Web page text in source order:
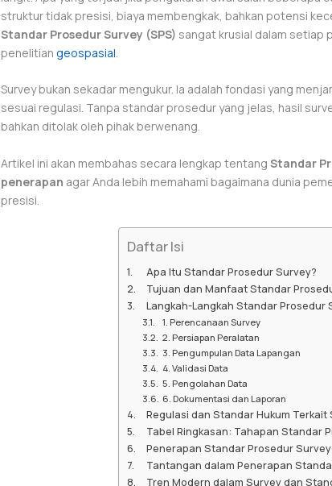
struktur tidak presisi, biaya membengkak, bahkan potensi
Standar Prosedur Survey (SPS) sangat krusial dalam setiap
penelitian geospasial.
Survey bukan sekadar mengukur. Ia adalah fondasi yang
sesuai regulasi. Tanpa standar prosedur yang jelas, hasil
bahkan ditolak oleh pihak berwenang.
Artikel ini akan membahas secara lengkap tentang Standar
penerapan agar Anda lebih memahami bagaimana dunia
presisi.
Daftar Isi
Apa Itu Standar Prosedur Survey?
Tujuan dan Manfaat Standar
Langkah-Langkah Standar Prosedur
1. Perencanaan Survey
2. Persiapan Peralatan
3. Pengumpulan Data Lapangan
4. Validasi Data
5. Pengolahan Data
6. Dokumentasi dan Laporan
Regulasi dan Standar Hukum Terkait
Tabel Ringkasan: Tahapan Standar
Penerapan Standar Prosedur
Tantangan dalam Penerapan
Tren Modern dalam Survey dan